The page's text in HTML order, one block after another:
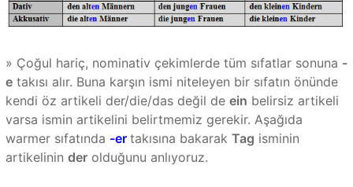
» Çoğul hariç, nominativ çekimlerde tüm sıfatlar sonuna -
etakısı alır. Buna karşın ismi niteleyen bir sıfatın önünde
kendi öz artikeli der/die/das değil de ein belirsiz artikeli
varsa ismin artikelini belirtmemiz gerekir. Aşağıda
warmer sıfatında -er takısına bakarak Tag isminin
artikelinin derolduğunu anlıyoruz.